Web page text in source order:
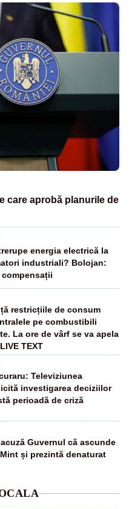
care aprobă planurile de
energia electrică la
industriali? Bolojan:
restricțiile de consum
pe combustibili
La ore de vârf se va apela
TEXT
Televiziunea
investigarea deciziilor
perioadă de criză
Guvernul că ascunde
și prezintă denaturat